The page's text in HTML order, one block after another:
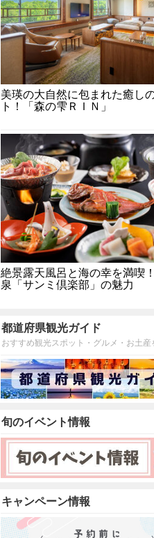
美瑛の大自然に包まれた癒し
ト！「森の雫ＲＩＮ」
絶景露天風呂と海の幸を満喫
泉「サンミ倶楽部」の魅力
都道府県観光ガイド
おすすめ観光スポット・グルメ・お土産
旬のイベント情報
キャンペーン情報